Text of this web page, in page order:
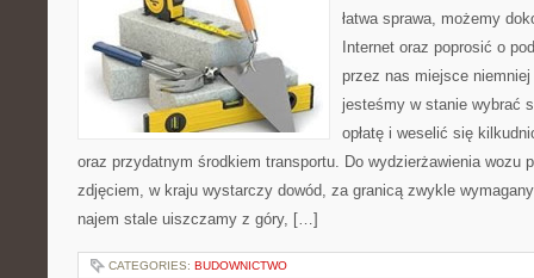
łatwa sprawa, możemy
Internet oraz poprosić o
przez nas miejsce
jesteśmy w stanie wybrać
opłatę i weselić się
oraz przydatnym środkiem transportu. Do wydzierżawienia wozu
zdjęciem, w kraju wystarczy dowód, za granicą zwykle
najem stale uiszczamy z góry, […]
CATEGORIES: BUDOWNICTWO